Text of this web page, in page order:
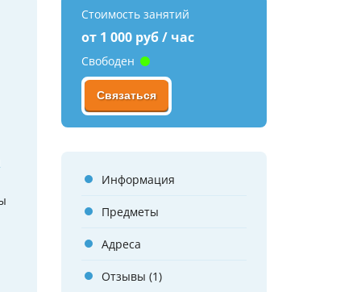
Стоимость занятий
от 1 000 руб / час
Свободен
Связаться
Информация
Предметы
Адреса
Отзывы (1)